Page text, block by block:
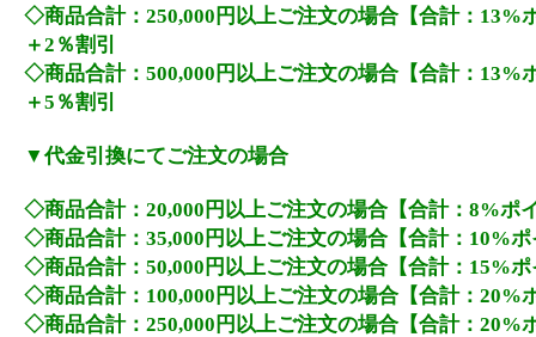
◇商品合計：250,000円以上ご注文の場合【合計：13%
＋2％割引
◇商品合計：500,000円以上ご注文の場合【合計：13%
＋5％割引
▼代金引換にてご注文の場合
◇商品合計：20,000円以上ご注文の場合【合計：8%ポ
◇商品合計：35,000円以上ご注文の場合【合計：10%
◇商品合計：50,000円以上ご注文の場合【合計：15%
◇商品合計：100,000円以上ご注文の場合【合計：20%
◇商品合計：250,000円以上ご注文の場合【合計：20%